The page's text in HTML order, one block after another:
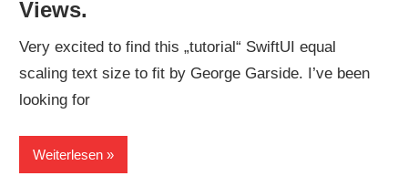
Views.
Very excited to find this „tutorial“ SwiftUI equal
scaling text size to fit by George Garside. I’ve been
looking for
Weiterlesen